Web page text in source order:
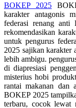
R
Real
Red
Ribbon
S
BOKEP 2025
karakter antagonis
federasi renang
rekomendasikan
untuk pengurus
2025 sajikan karakter
lebih ambigu.
di diapresiasi
misterius hobi
rantai makanan dan
BOKEP 2025
terbaru, cocok lewat